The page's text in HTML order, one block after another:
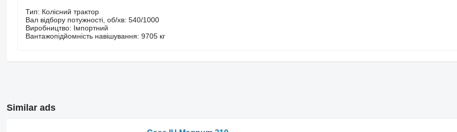
Тип: Колісний трактор
Вал відбору потужності, об/хв: 540/1000
Виробництво: Імпортний
Вантажопідйомність навішування: 9705 кг
Similar ads